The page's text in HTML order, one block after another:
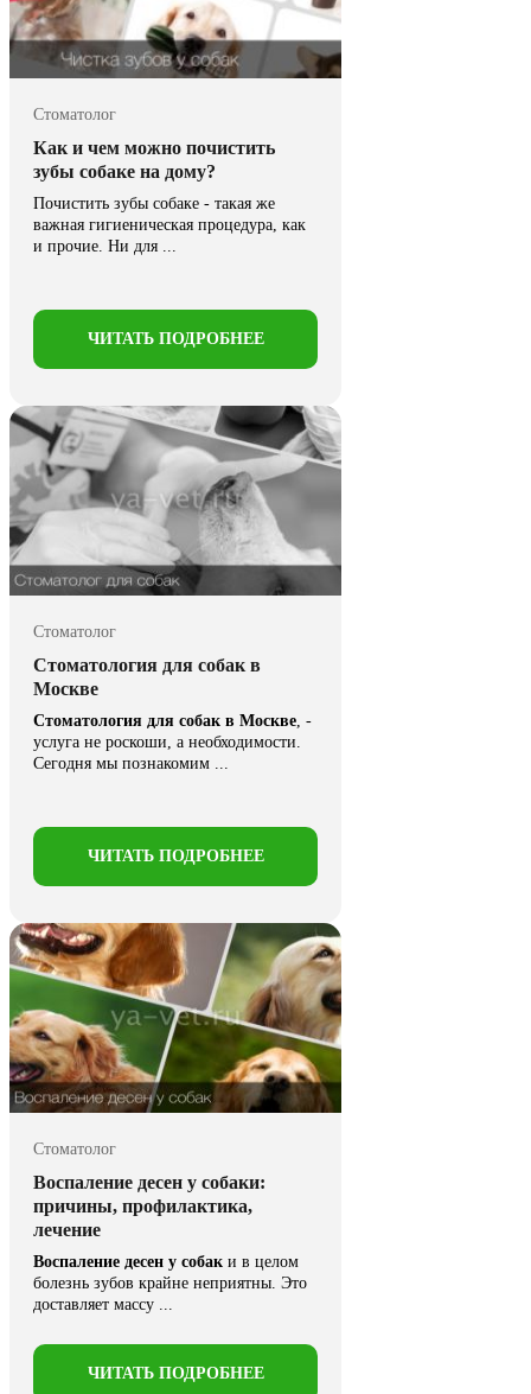
Стоматолог
Как и чем можно почистить
зубы собаке на дому?
Почистить зубы собаке - такая же
важная гигиеническая процедура, как
и прочие. Ни для ...
ЧИТАТЬ ПОДРОБНЕЕ
Стоматолог
Стоматология для собак в
Москве
Стоматология для собак в Москве , -
услуга не роскоши, а необходимости.
Сегодня мы познакомим ...
ЧИТАТЬ ПОДРОБНЕЕ
Стоматолог
Воспаление десен у собаки:
причины, профилактика,
лечение
Воспаление десен у собак и в целом
болезнь зубов крайне неприятны. Это
доставляет массу ...
ЧИТАТЬ ПОДРОБНЕЕ